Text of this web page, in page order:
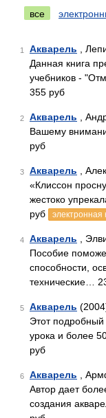
все
1 Акварель ,
Данная книга
учебников -
355 руб
2 Акварель ,
Вашему
руб
3 Акварель ,
«Клиссон
жестоко
руб
электронная
4 Акварель ,
Пособие
способности,
технические…
5 Акварель
Этот
урока и более
руб
6 Акварель ,
Автор дает
создания